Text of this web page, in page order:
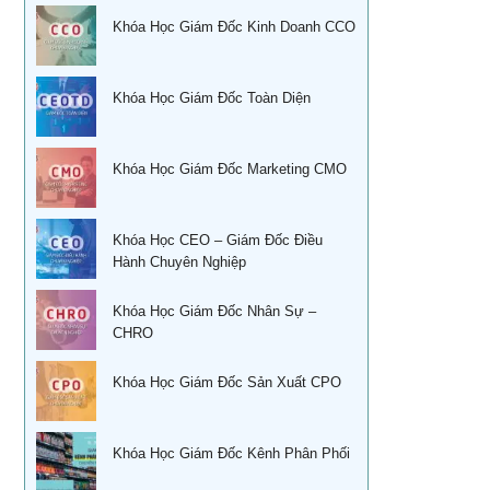
Đào tạo nghiệp vụ quản lý kho
Khoá học Sử dụng KPIs đánh giá hiệu quả công việc
Xây dựng, quản lý & phát triển kênh phân phối dành cho
CEO
Xây dựng, quản lý và phát triển cửa hàng của doanh
nghiệp
Khóa học đàm phán thương lượng
Khóa Học Kỹ năng bán hàng hiệu quả
Khóa học Thuyết Trình Trước Đám Đông
Khoá học Tài chính doanh nghiệp
Học phong thủy trong điều hành doanh nghiệp
CEO & chiến lược tái cơ cấu doanh nghiệp sau khủng
hoảng
Kỹ năng bán hàng qua điện thoại
Quản trị cuộc đời – Ts. Lê Thẩm Dương
Khóa học quản trị và thu hồi công nợ TPHCM
Học kỹ năng phỏng vấn tuyển dụng tại Tphcm
Ứng dụng phong thủy vào xây dựng thương hiệu
Sống khỏe trẻ đẹp – Nghệ thuật ăn uống cân bằng âm
dương
Khoá học nhân tướng học Nâng Cao trong quản trị nhân
sự TPHCM
Khoá học Nhân tướng học trong quản trị nhân sự TPHCM
Học phong thủy cho ngày tết tại tphcm
Học Xây dựng mô tả công việc& Khung năng lực tuyển
dụng tại HCM
Khóa Học Giám Đốc Kinh Doanh CCO
Khóa Học Giám Đốc Toàn Diện
Khóa Học Giám Đốc Marketing CMO
Khóa Học CEO – Giám Đốc Điều
Hành Chuyên Nghiệp
Khóa Học Giám Đốc Nhân Sự –
CHRO
Khóa Học Giám Đốc Sản Xuất CPO
Khóa Học Giám Đốc Kênh Phân Phối